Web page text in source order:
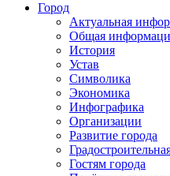
Город
Актуальная
Общая
История
Устав
Символика
Экономика
Инфографика
Организации
Развитие города
Гостям города